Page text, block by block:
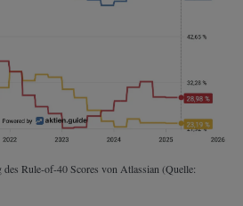
Rule-of-40 Scores von Atlassian (Quelle: